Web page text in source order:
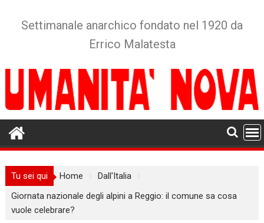
Settimanale anarchico fondato nel 1920 da
Errico Malatesta
Tu sei qui Home
Dall'Italia
Giornata nazionale degli alpini a Reggio: il comune sa cosa
vuole celebrare?